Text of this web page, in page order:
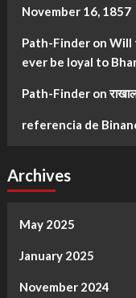
November 16, 1857
Path-Finderon Will
ever be loyal to
Path-Finderon
referencia de
Archives
May 2025
January 2025
November 2024